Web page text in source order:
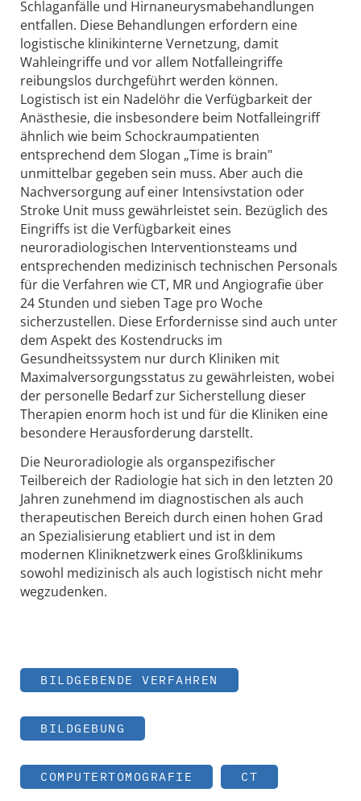
Schlaganfälle und Hirnaneurysmabehandlungen
entfallen. Diese Behandlungen erfordern eine
logistische klinikinterne Vernetzung, damit
Wahleingriffe und vor allem Notfalleingriffe
reibungslos durchgeführt werden können.
Logistisch ist ein Nadelöhr die Verfügbarkeit der
Anästhesie, die insbesondere beim Notfalleingriff
ähnlich wie beim Schockraumpatienten
entsprechend dem Slogan „Time is brain"
unmittelbar gegeben sein muss. Aber auch die
Nachversorgung auf einer Intensivstation oder
Stroke Unit muss gewährleistet sein. Bezüglich des
Eingriffs ist die Verfügbarkeit eines
neuroradiologischen Interventionsteams und
entsprechenden medizinisch technischen Personals
für die Verfahren wie CT, MR und Angiografie über
24 Stunden und sieben Tage pro Woche
sicherzustellen. Diese Erfordernisse sind auch unter
dem Aspekt des Kostendrucks im
Gesundheitssystem nur durch Kliniken mit
Maximalversorgungsstatus zu gewährleisten, wobei
der personelle Bedarf zur Sicherstellung dieser
Therapien enorm hoch ist und für die Kliniken eine
besondere Herausforderung darstellt.
Die Neuroradiologie als organspezifischer
Teilbereich der Radiologie hat sich in den letzten 20
Jahren zunehmend im diagnostischen als auch
therapeutischen Bereich durch einen hohen Grad
an Spezialisierung etabliert und ist in dem
modernen Kliniknetzwerk eines Großklinikums
sowohl medizinisch als auch logistisch nicht mehr
wegzudenken.
BILDGEBENDE VERFAHREN
BILDGEBUNG
COMPUTERTOMOGRAFIE CT